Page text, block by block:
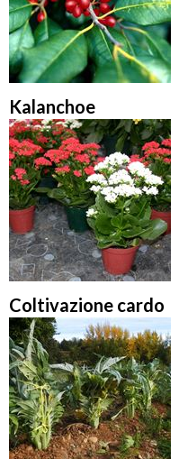
Kalanchoe
Coltivazione cardo